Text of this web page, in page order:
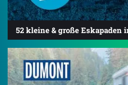
52 kleine & große Eskapaden